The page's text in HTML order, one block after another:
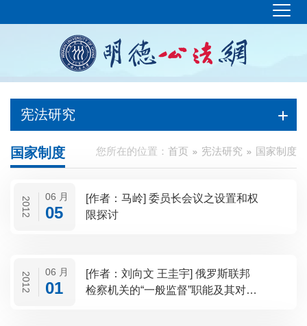
宪法研究
您所在的位置： 首页 宪法研究 国家制度
国家制度
2012 06 月
05
[作者：马岭] 委员长会议之设置和权
限探讨
2012 06 月
01
[作者：刘向文 王圭宇] 俄罗斯联邦
检察机关的“一般监督”职能及其对我